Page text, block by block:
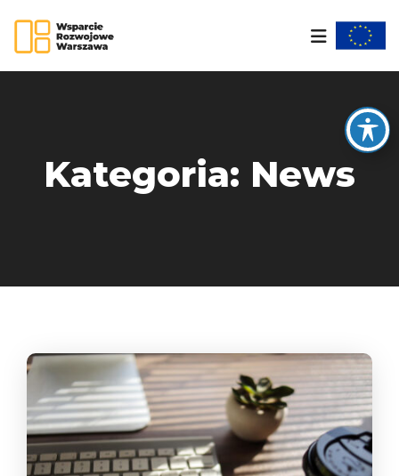
Kategoria: News